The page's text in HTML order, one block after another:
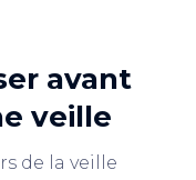
avant
veille
de la veille